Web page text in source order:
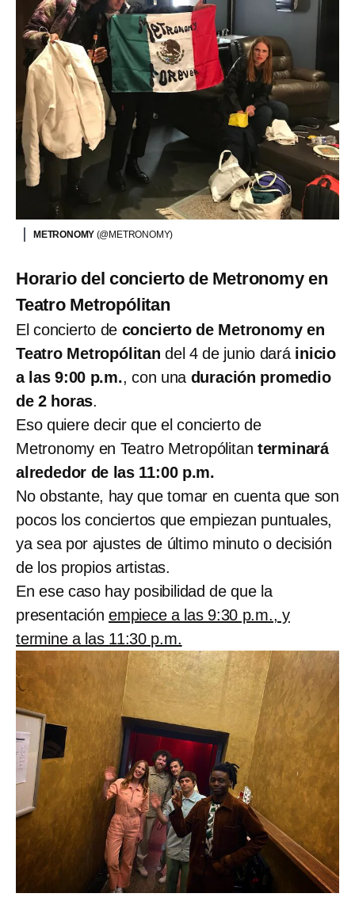
METRONOMY (@METRONOMY)
Horario del concierto de Metronomy en
Teatro Metropólitan
El concierto de concierto de Metronomy en
Teatro Metropólitan del 4 de junio dará inicio
a las 9:00 p.m., con una duración promedio
de 2 horas.
Eso quiere decir que el concierto de
Metronomy en Teatro Metropólitan terminará
alrededor de las 11:00 p.m.
No obstante, hay que tomar en cuenta que son
pocos los conciertos que empiezan puntuales,
ya sea por ajustes de último minuto o decisión
de los propios artistas.
En ese caso hay posibilidad de que la
presentación empiece a las 9:30 p.m., y
termine a las 11:30 p.m.